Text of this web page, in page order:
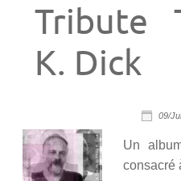
Tribute
K. Dick
09/
Un
consacré